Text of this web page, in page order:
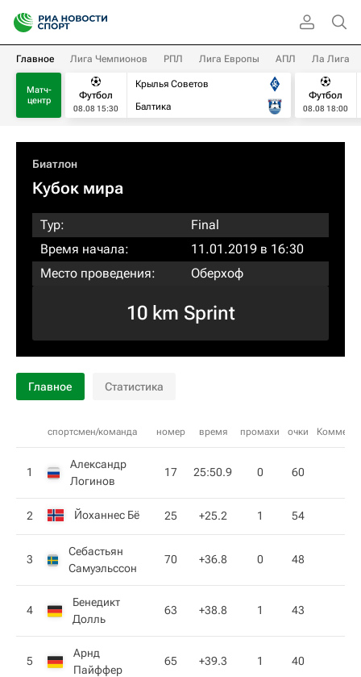
Главное Лига Чемпионов РПЛ Лига Европы АПЛ Ла Лига
Матч-
центр
Футбол
08.08 15:30
Крылья Советов
Балтика
Футбол
08.08 18:00
Биатлон
Кубок мира
Тур:
Final
Время начала:
11.01.2019 в 16:30
Место проведения:
Оберхоф
10 km Sprint
Главное Статистика
спортсмен/команда номер время промахи очки
1
Александр
Логинов
17 25:50.9 0 60
2 Йоханнес Бё 25 +25.2 1 54
3
Себастьян
Самуэльссон
70 +36.8 0 48
4
Бенедикт
Долль
63 +38.8 1 43
5
Арнд
Пайффер
65 +39.3 1 40